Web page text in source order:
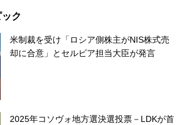
ク
米制裁を受け「ロシア側株主がNIS株式売
却に合意」とセルビア担当大臣が発言
2025年コソヴォ地方選決選投票－LDKが首